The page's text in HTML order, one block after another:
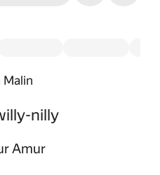
Malin
nilly
Amur